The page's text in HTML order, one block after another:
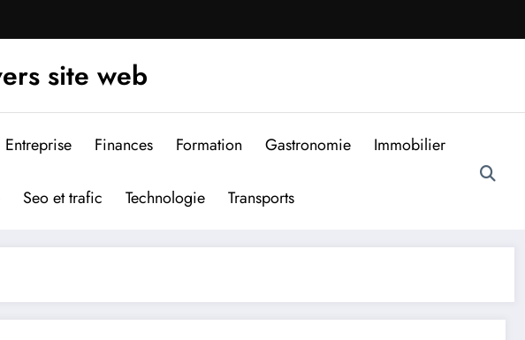
site web
Entreprise Finances Formation Gastronomie Immobilier
Seo et trafic Technologie Transports